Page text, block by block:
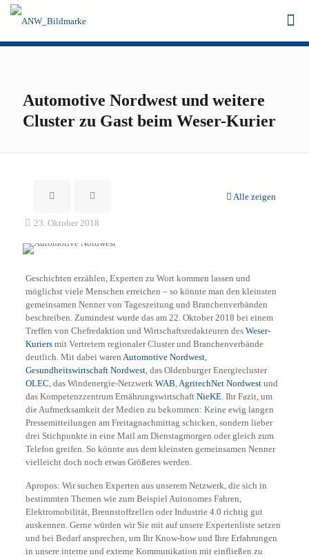
Automotive Nordwest und weitere
Cluster zu Gast beim Weser-Kurier
Alle zeigen
23. Oktober 2018
Geschichten erzählen, Experten zu Wort kommen lassen und
möglichst viele Menschen erreichen – so könnte man den kleinsten
gemeinsamen Nenner von Tageszeitung und Branchenverbänden
beschreiben. Zumindest wurde das am 22. Oktober 2018 bei einem
Treffen von Chefredaktion und Wirtschaftsredakteuren des Weser-
Kuriersmit Vertretern regionaler Cluster und Branchenverbände
deutlich. Mit dabei waren Automotive Nordwest,
Gesundheitswirtschaft Nordwest, das Oldenburger Energiecluster
OLEC, das Windenergie-Netzwerk WAB,AgritechNet Nordwestund
das Kompetenzzentrum Ernährungswirtschaft NieKE. Ihr Fazit, um
die Aufmerksamkeit der Medien zu bekommen: Keine ewig langen
Pressemitteilungen am Freitagnachmittag schicken, sondern lieber
drei Stichpunkte in eine Mail am Dienstagmorgen oder gleich zum
Telefon greifen. So könnte aus dem kleinsten gemeinsamen Nenner
vielleicht doch noch etwas Größeres werden.
Apropos: Wir suchen Experten aus unserem Netzwerk, die sich in
bestimmten Themen wie zum Beispiel Autonomes Fahren,
Elektromobilität, Brennstoffzellen oder Industrie 4.0 richtig gut
auskennen. Gerne würden wir Sie mit auf unsere Expertenliste setzen
und bei Bedarf ansprechen, um Ihr Know-how und Ihre Erfahrungen
in unsere interne und externe Kommunikation mit einfließen zu